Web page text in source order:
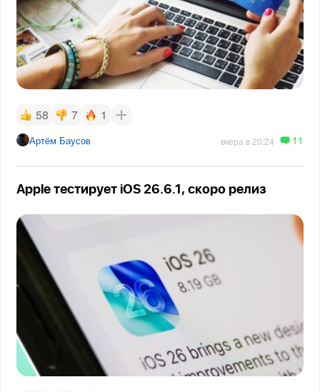
58 7 1
Артём Баусов вчера в 20:24 11
Apple тестирует iOS 26.6.1, скоро релиз